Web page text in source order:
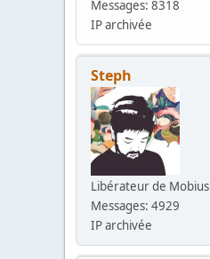
Messages: 8318
IP archivée
Steph
Libérateur de Mobius
Messages: 4929
IP archivée